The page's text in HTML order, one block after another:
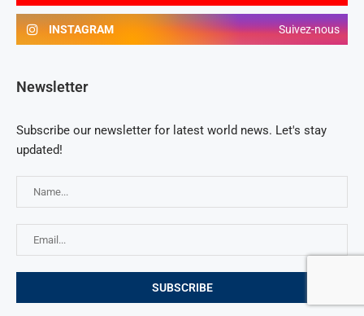
INSTAGRAM Suivez-nous
Newsletter
Subscribe our newsletter for latest world news. Let's stay
updated!